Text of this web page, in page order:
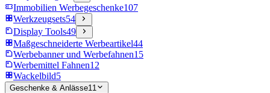
Immobilien Werbegeschenke107
Werkzeugsets54
Display Tools49
Maßgeschneiderte Werbeartikel44
Werbebanner und Werbefahnen15
Werbemittel Fahnen12
Wackelbild5
Geschenke & Anlässe11